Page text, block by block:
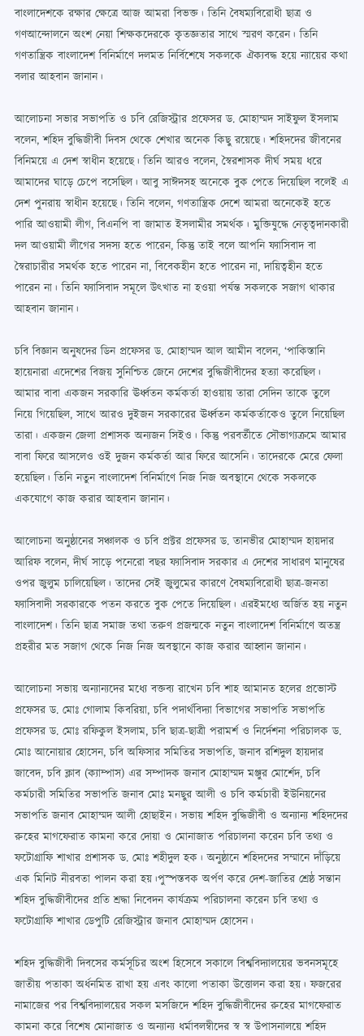
বাংলাদেশকে রক্ষার ক্ষেত্রে আজ আমরা বিভক্ত। তিনি বৈষম্যবিরোধী ছাত্র ও
গণআন্দোলনে অংশ নেয়া শিক্ষকদেরকে কৃতজ্ঞতার সাথে স্মরণ করেন। তিনি
গণতান্ত্রিক বাংলাদেশ বিনির্মাণে দলমত নির্বিশেষে সকলকে ঐক্যবদ্ধ হয়ে ন্যায়ের কথা
বলার আহবান জানান।
আলোচনা সভার সভাপতি ও চবি রেজিস্ট্রার প্রফেসর ড. মোহাম্মদ সাইফুল ইসলাম
বলেন, শহিদ বুদ্ধিজীবী দিবস থেকে শেখার অনেক কিছু রয়েছে। শহিদদের জীবনের
বিনিময়ে এ দেশ স্বাধীন হয়েছে। তিনি আরও বলেন, স্বৈরশাসক দীর্ঘ সময় ধরে
আমাদের ঘাড়ে চেপে বসেছিল। আবু সাঈদসহ অনেকে বুক পেতে দিয়েছিল বলেই এ
দেশ পুনরায় স্বাধীন হয়েছে। তিনি বলেন, গণতান্ত্রিক দেশে আমরা অনেকেই হতে
পারি আওয়ামী লীগ, বিএনপি বা জামাত ইসলামীর সমর্থক। মুক্তিযুদ্ধে নেতৃত্বদানকারী
দল আওয়ামী লীগের সদস্য হতে পারেন, কিন্তু তাই বলে আপনি ফ্যাসিবাদ বা
স্বৈরাচারীর সমর্থক হতে পারেন না, বিবেকহীন হতে পারেন না, দায়িত্বহীন হতে
পারেন না। তিনি ফ্যাসিবাদ সমূলে উৎখাত না হওয়া পর্যন্ত সকলকে সজাগ থাকার
আহবান জানান।
চবি বিজ্ঞান অনুষদের ডিন প্রফেসর ড. মোহাম্মদ আল আমীন বলেন, ‘পাকিস্তানি
হায়েনারা এদেশের বিজয় সুনিশ্চিত জেনে দেশের বুদ্ধিজীবীদের হত্যা করেছিল।
আমার বাবা একজন সরকারি ঊর্ধ্বতন কর্মকর্তা হাওয়ায় তারা সেদিন তাকে তুলে
নিয়ে গিয়েছিল, সাথে আরও দুইজন সরকারের ঊর্ধ্বতন কর্মকর্তাকেও তুলে নিয়েছিল
তারা। একজন জেলা প্রশাসক অন্যজন সিইও। কিন্তু পরবর্তীতে সৌভাগ্যক্রমে আমার
বাবা ফিরে আসলেও ওই দুজন কর্মকর্তা আর ফিরে আসেনি। তাদেরকে মেরে ফেলা
হয়েছিল। তিনি নতুন বাংলাদেশ বিনির্মাণে নিজ নিজ অবস্থানে থেকে সকলকে
একযোগে কাজ করার আহবান জানান।
আলোচনা অনুষ্ঠানের সঞ্চালক ও চবি প্রক্টর প্রফেসর ড. তানভীর মোহাম্মদ হায়দার
আরিফ বলেন, দীর্ঘ সাড়ে পনেরো বছর ফ্যাসিবাদ সরকার এ দেশের সাধারণ মানুষের
ওপর জুলুম চালিয়েছিল। তাদের সেই জুলুমের কারণে বৈষম্যবিরোধী ছাত্র-জনতা
ফ্যাসিবাদী সরকারকে পতন করতে বুক পেতে দিয়েছিল। এরইমধ্যে অর্জিত হয় নতুন
বাংলাদেশ। তিনি ছাত্র সমাজ তথা তরুণ প্রজন্মকে নতুন বাংলাদেশ বিনির্মাণে অতন্ত্র
প্রহরীর মত সজাগ থেকে নিজ নিজ অবস্থানে কাজ করার আহ্বান জানান।
আলোচনা সভায় অন্যান্যদের মধ্যে বক্তব্য রাখেন চবি শাহ আমানত হলের প্রভোস্ট
প্রফেসর ড. মোঃ গোলাম কিবরিয়া, চবি পদার্থবিদ্যা বিভাগের সভাপতি সভাপতি
প্রফেসর ড. মোঃ রফিকুল ইসলাম, চবি ছাত্র-ছাত্রী পরামর্শ ও নির্দেশনা পরিচালক ড.
মোঃ আনোয়ার হোসেন, চবি অফিসার সমিতির সভাপতি, জনাব রশিদুল হায়দার
জাবেদ, চবি ক্লাব (ক্যাম্পাস) এর সম্পাদক জনাব মোহাম্মদ মঞ্জুর মোর্শেদ, চবি
কর্মচারী সমিতির সভাপতি জনাব মোঃ মনছুর আলী ও চবি কর্মচারী ইউনিয়নের
সভাপতি জনাব মোহাম্মদ আলী হোছাইন। সভায় শহিদ বুদ্ধিজীবী ও অন্যান্য শহিদদের
রুহের মাগফেরাত কামনা করে দোয়া ও মোনাজাত পরিচালনা করেন চবি তথ্য ও
ফটোগ্রাফি শাখার প্রশাসক ড. মোঃ শহীদুল হক। অনুষ্ঠানে শহিদদের সম্মানে দাঁড়িয়ে
এক মিনিট নীরবতা পালন করা হয়।পুস্পস্তবক অর্পণ করে দেশ-জাতির শ্রেষ্ঠ সন্তান
শহিদ বুদ্ধিজীবীদের প্রতি শ্রদ্ধা নিবেদন কার্যক্রম পরিচালনা করেন চবি তথ্য ও
ফটোগ্রাফি শাখার ডেপুটি রেজিস্ট্রার জনাব মোহাম্মদ হোসেন।
শহিদ বুদ্ধিজীবী দিবসের কর্মসূচির অংশ হিসেবে সকালে বিশ্ববিদ্যালয়ের ভবনসমূহে
জাতীয় পতাকা অর্ধনমিত রাখা হয় এবং কালো পতাকা উত্তোলন করা হয়। ফজরের
নামাজের পর বিশ্ববিদ্যালয়ের সকল মসজিদে শহিদ বুদ্ধিজীবীদের রুহের মাগফেরাত
কামনা করে বিশেষ মোনাজাত ও অন্যান্য ধর্মাবলম্বীদের স্ব স্ব উপাসনালয়ে শহিদ